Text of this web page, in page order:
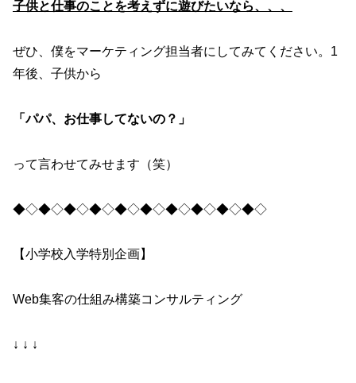
子供と仕事のことを考えずに遊びたいなら、、、
ぜひ、僕をマーケティング担当者にしてみてください。1
年後、子供から
「パパ、お仕事してないの？」
って言わせてみせます（笑）
◆◇◆◇◆◇◆◇◆◇◆◇◆◇◆◇◆◇◆◇
【小学校入学特別企画】
Web集客の仕組み構築コンサルティング
↓ ↓ ↓